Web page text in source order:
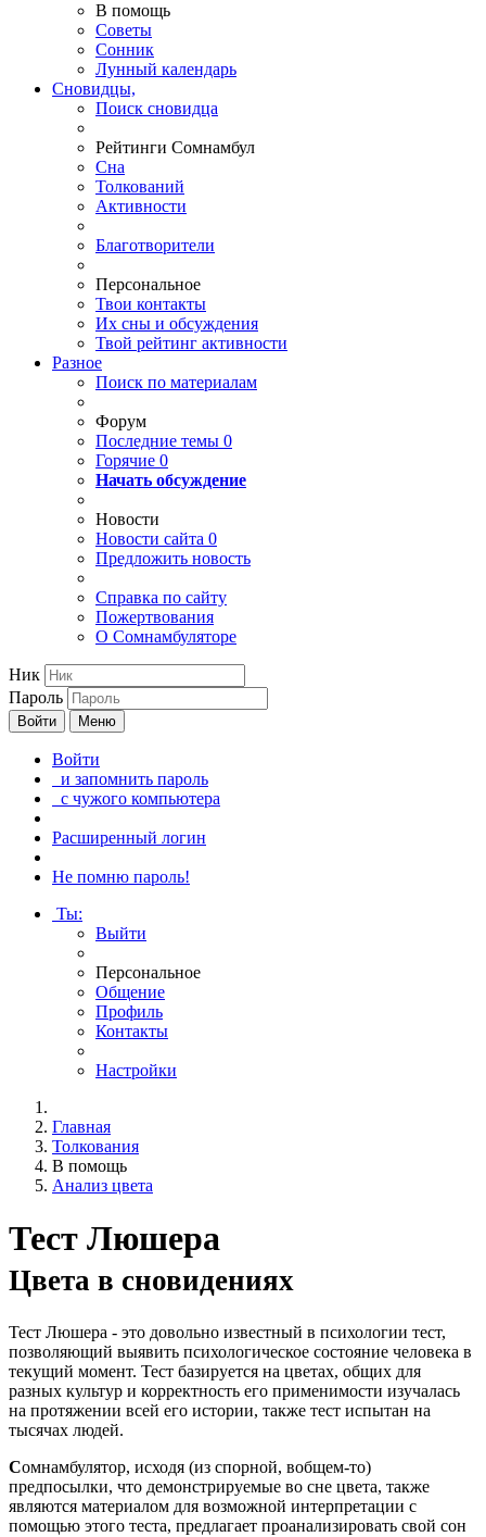
В помощь
Советы
Сонник
Лунный календарь
Сновидцы,
Поиск сновидца
Рейтинги Сомнамбул
Сна
Толкований
Активности
Благотворители
Персональное
Твои контакты
Их сны и обсуждения
Твой рейтинг активности
Разное
Поиск по материалам
Форум
Последние темы 0
Горячие 0
Начать обсуждение
Новости
Новости сайта 0
Предложить новость
Справка по сайту
Пожертвования
О Сомнамбуляторе
Ник
Пароль
Войти Меню
Войти
и запомнить пароль
с чужого компьютера
Расширенный логин
Не помню пароль!
Ты:
Выйти
Персональное
Общение
Профиль
Контакты
Настройки
Главная
Толкования
В помощь
Анализ цвета
Тест Люшера
Цвета в сновидениях
Тест Люшера - это довольно известный в психологии тест,
позволяющий выявить психологическое состояние человека в
текущий момент. Тест базируется на цветах, общих для
разных культур и корректность его применимости изучалась
на протяжении всей его истории, также тест испытан на
тысячах людей.
Сомнамбулятор, исходя (из спорной, вобщем-то)
предпосылки, что демонстрируемые во сне цвета, также
являются материалом для возможной интерпретации с
помощью этого теста, предлагает проанализировать свой сон